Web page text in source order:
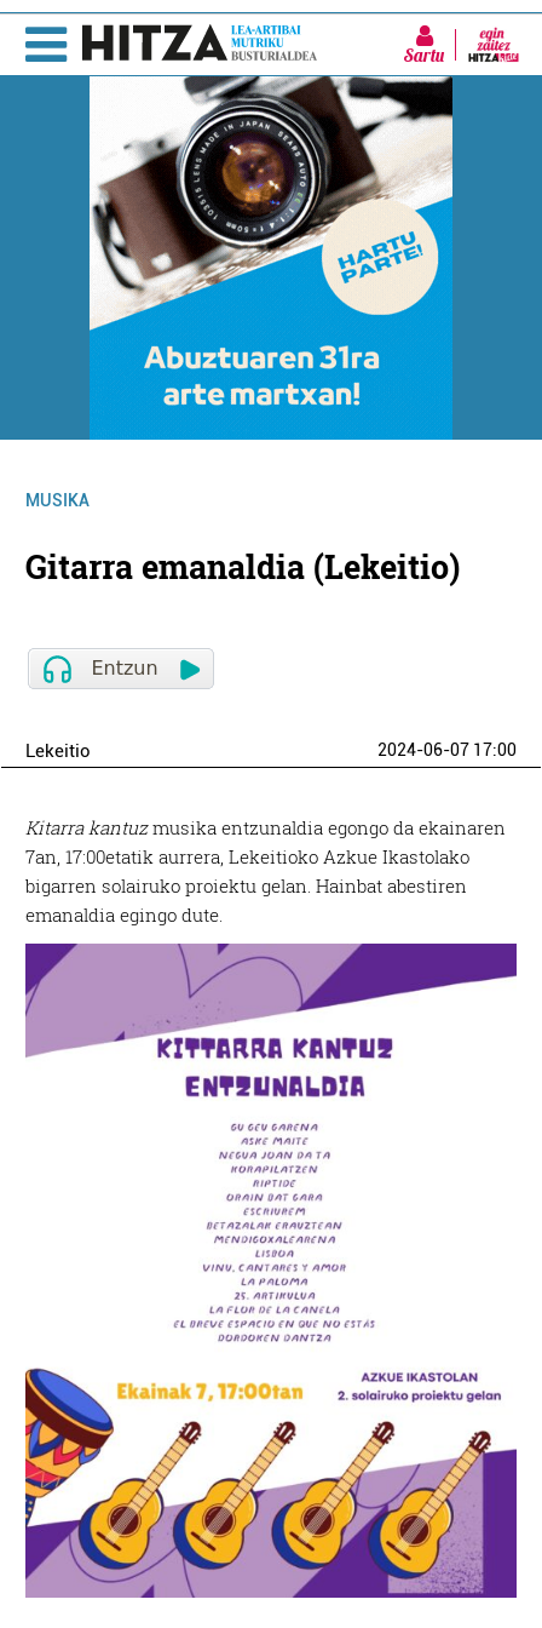
Sartu
MUSIKA
Gitarra emanaldia (Lekeitio)
Lekeitio 2024-06-07 17:00
Kitarra kantuzmusika entzunaldia egongo da ekainaren
7an, 17:00etatik aurrera, Lekeitioko Azkue Ikastolako
bigarren solairuko proiektu gelan. Hainbat abestiren
emanaldia egingo dute.